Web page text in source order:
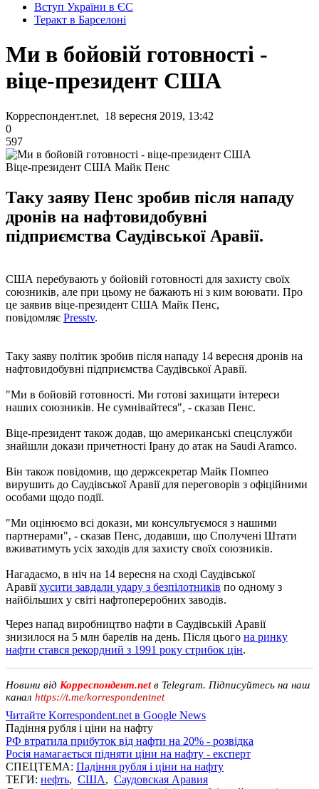
Вступ України в ЄС
Теракт в Барселоні
Ми в бойовій готовності -
віце-президент США
Корреспондент.net, 18 вересня 2019, 13:42
0
597
Віце-президент США Майк Пенс
Таку заяву Пенс зробив після нападу
дронів на нафтовидобувні
підприємства Саудівської Аравії.
США перебувають у бойовій готовності для захисту своїх
союзників, але при цьому не бажають ні з ким воювати. Про
це заявив віце-президент США Майк Пенс,
повідомляє Presstv.
Таку заяву політик зробив після нападу 14 вересня дронів на
нафтовидобувні підприємства Саудівської Аравії.
"Ми в бойовій готовності. Ми готові захищати інтереси
наших союзників. Не сумнівайтеся", - сказав Пенс.
Віце-президент також додав, що американські спецслужби
знайшли докази причетності Ірану до атак на Saudi Aramco.
Він також повідомив, що держсекретар Майк Помпео
вирушить до Саудівської Аравії для переговорів з офіційними
особами щодо події.
"Ми оцінюємо всі докази, ми консультуємося з нашими
партнерами", - сказав Пенс, додавши, що Сполучені Штати
вживатимуть усіх заходів для захисту своїх союзників.
Нагадаємо, в ніч на 14 вересня на сході Саудівської
Аравіїхусити завдали удару з безпілотників по одному з
найбільших у світі нафтопереробних заводів.
Через напад виробництво нафти в Саудівській Аравії
знизилося на 5 млн барелів на день. Після цього на ринку
нафти стався рекордний з 1991 року стрибок цін.
Новини від Корреспондент.netв Telegram. Підписуйтесь на наш
канал https://t.me/korrespondentnet
Читайте Korrespondent.net в Google News
Падіння рубля і ціни на нафту
РФ втратила прибуток від нафти на 20% - розвідка
Росія намагається підняти ціни на нафту - експерт
СПЕЦТЕМА: Падіння рубля і ціни на нафту
ТЕГИ: нефть, США, Саудовская Аравия